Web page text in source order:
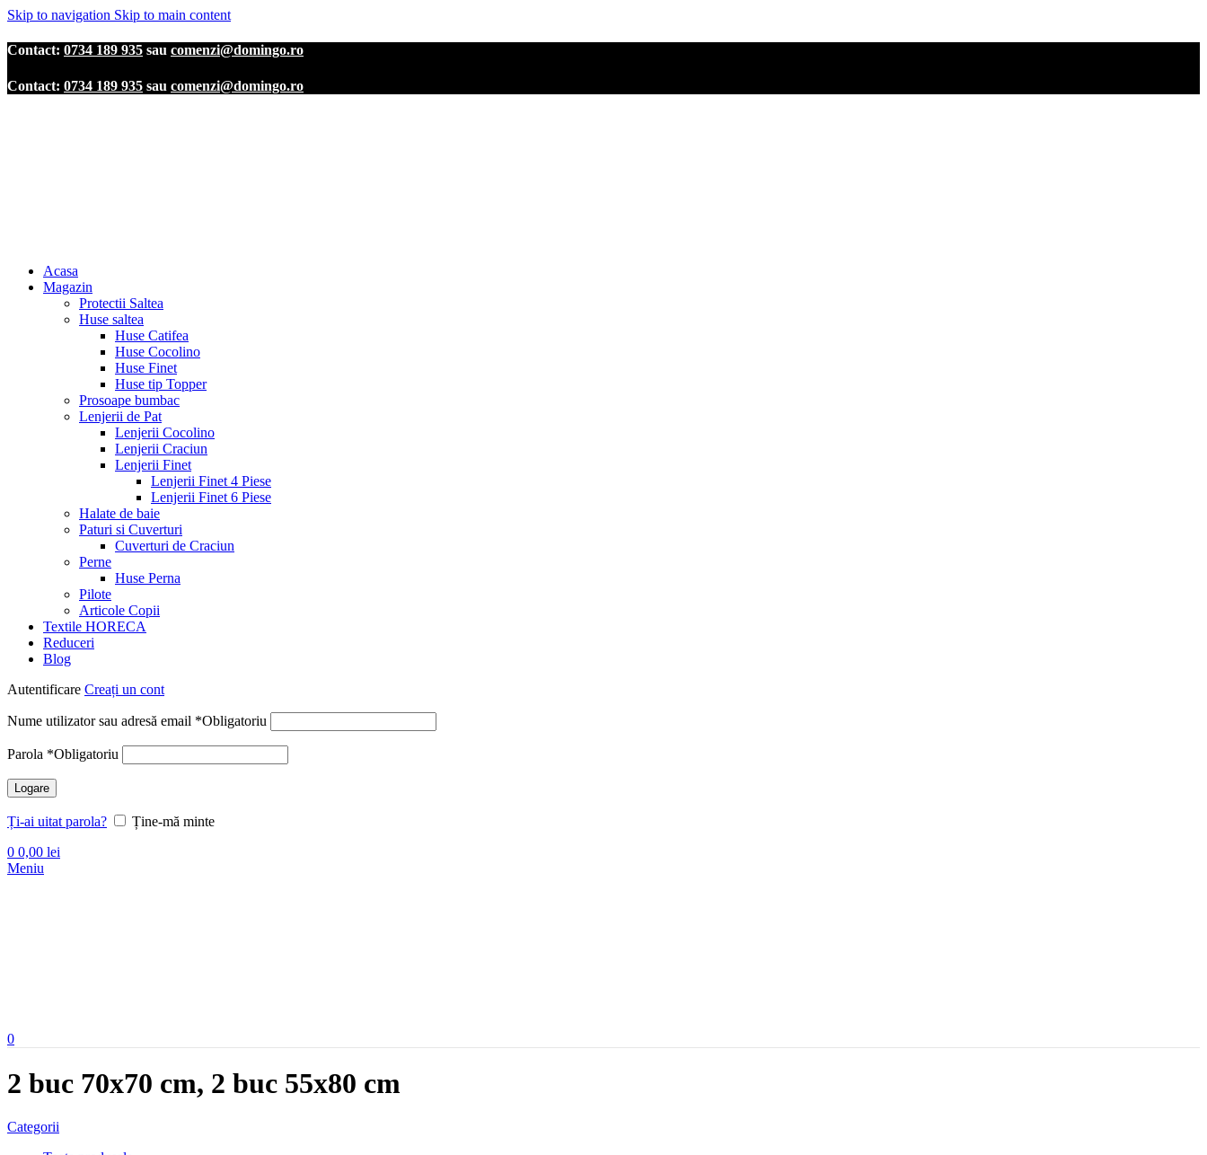
Skip to navigation Skip to main content
Contact: 0734 189 935 sau comenzi@domingo.ro
Contact: 0734 189 935 sau comenzi@domingo.ro
Acasa
Magazin
Protectii Saltea
Huse saltea
Huse Catifea
Huse Cocolino
Huse Finet
Huse tip Topper
Prosoape bumbac
Lenjerii de Pat
Lenjerii Cocolino
Lenjerii Craciun
Lenjerii Finet
Lenjerii Finet 4 Piese
Lenjerii Finet 6 Piese
Halate de baie
Paturi si Cuverturi
Cuverturi de Craciun
Perne
Huse Perna
Pilote
Articole Copii
Textile HORECA
Reduceri
Blog
Autentificare Creați un cont
Nume utilizator sau adresă email *Obligatoriu
Parola *Obligatoriu
Logare
Ți-ai uitat parola?
Ține-mă minte
0 0,00 lei
Meniu
0
2 buc 70x70 cm, 2 buc 55x80 cm
Categorii